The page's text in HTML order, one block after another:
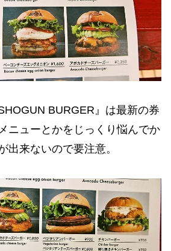
BURGER』は最新の券
ニューとかをじっくり悩んでか
出来ないので要注意。